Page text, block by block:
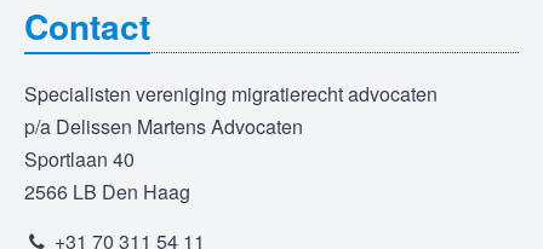
Contact
Specialisten vereniging migratierecht advocaten
p/a Delissen Martens Advocaten
Sportlaan 40
2566 LB Den Haag
+31 70 311 54 11